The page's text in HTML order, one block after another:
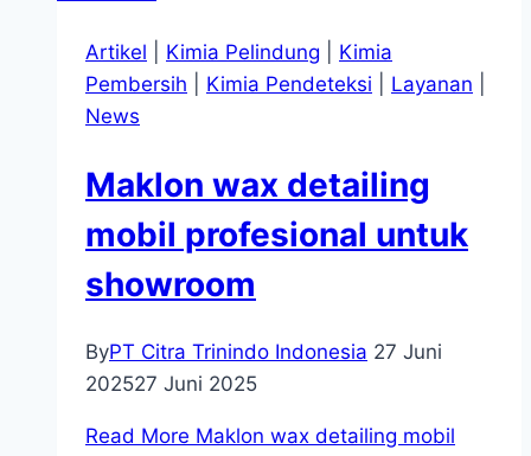
Artikel Kimia Pelindung
Kimia
Pembersih
Kimia Pendeteksi Layanan
News
Maklon wax detailing
mobil profesional untuk
showroom
ByPT Citra Trinindo Indonesia 27 Juni
202527 Juni 2025
Read More Maklon wax detailing mobil